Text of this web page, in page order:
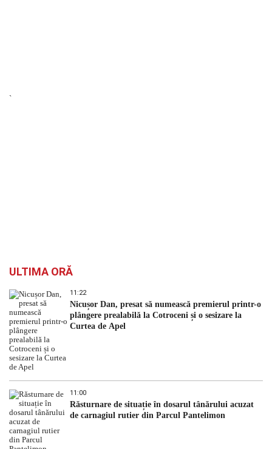
`
ULTIMA ORĂ
11:22
Nicușor Dan, presat să numească premierul printr-o
plângere prealabilă la Cotroceni și o sesizare la
Curtea de Apel
11:00
Răsturnare de situație în dosarul tânărului acuzat
de carnagiul rutier din Parcul Pantelimon